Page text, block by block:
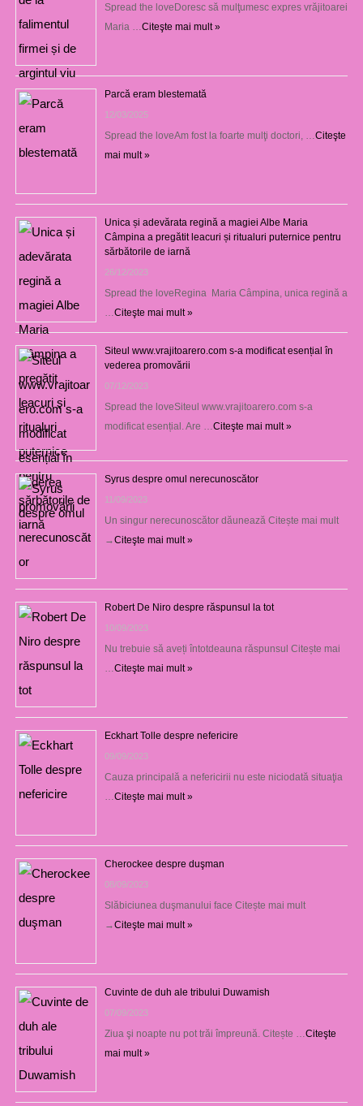
Spread the loveDoresc să mulţumesc expres vrăjitoarei
Maria …Citeşte mai mult »
Parcă eram blestemată
12/03/2025
Spread the loveAm fost la foarte mulţi doctori, …Citeşte
mai mult »
Unica și adevărata regină a magiei Albe Maria
Câmpina a pregătit leacuri și ritualuri puternice pentru
sărbătorile de iarnă
26/12/2023
Spread the loveRegina Maria Câmpina, unica regină a
…Citeşte mai mult »
Siteul www.vrajitoarero.com s-a modificat esențial în
vederea promovării
07/12/2023
Spread the loveSiteul www.vrajitoarero.com s-a
modificat esențial. Are …Citeşte mai mult »
Syrus despre omul nerecunoscător
11/09/2023
Un singur nerecunoscător dăunează Citește mai mult
→Citeşte mai mult »
Robert De Niro despre răspunsul la tot
10/09/2023
Nu trebuie să aveți întotdeauna răspunsul Citește mai
…Citeşte mai mult »
Eckhart Tolle despre nefericire
09/09/2023
Cauza principală a nefericirii nu este niciodată situaţia
…Citeşte mai mult »
Cherockee despre duşman
08/09/2023
Slăbiciunea duşmanului face Citește mai mult
→Citeşte mai mult »
Cuvinte de duh ale tribului Duwamish
07/09/2023
Ziua şi noapte nu pot trăi împreună. Citește …Citeşte
mai mult »